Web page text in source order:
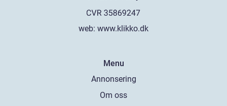
web: www.klikko.dk
Menu
Annonsering
Om oss